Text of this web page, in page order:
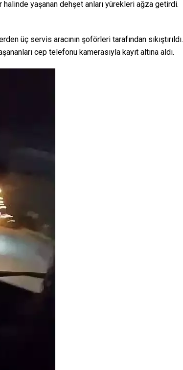
yaşanan dehşet anları yürekleri ağza getirdi.
üç servis aracının şoförleri tarafından sıkıştırıldı.
cep telefonu kamerasıyla kayıt altına aldı.